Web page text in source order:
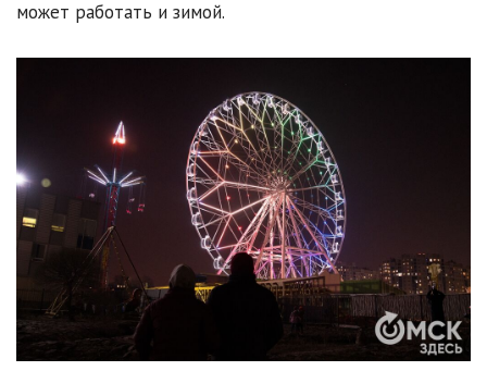
может работать и зимой.